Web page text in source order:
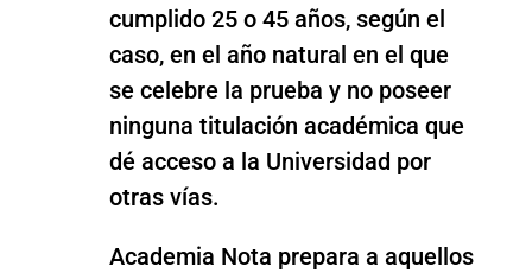
cumplido 25 o 45 años, según el
caso, en el año natural en el que
se celebre la prueba y no poseer
ninguna titulación académica que
dé acceso a la Universidad por
otras vías.
Academia Nota prepara a aquellos